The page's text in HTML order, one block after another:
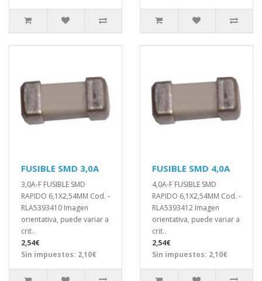
FUSIBLE SMD 3,0A
3,0A-F FUSIBLE SMD
RAPIDO 6,1X2,54MM Cod. -
RLA5393410 Imagen
orientativa, puede variar a
crit..
2,54€
Sin impuestos: 2,10€
FUSIBLE SMD 4,0A
4,0A-F FUSIBLE SMD
RAPIDO 6,1X2,54MM Cod. -
RLA5393412 Imagen
orientativa, puede variar a
crit..
2,54€
Sin impuestos: 2,10€